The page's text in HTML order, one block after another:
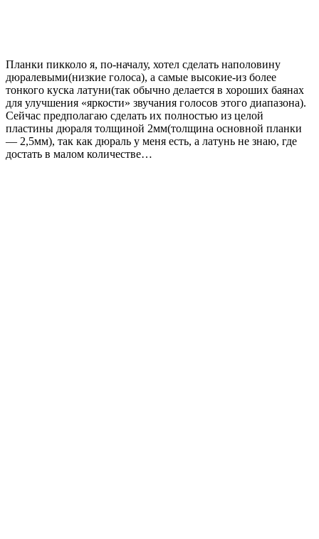
Планки пикколо я, по-началу, хотел сделать наполовину
дюралевыми(низкие голоса), а самые высокие-из более
тонкого куска латуни(так обычно делается в хороших баянах
для улучшения «яркости» звучания голосов этого диапазона).
Сейчас предполагаю сделать их полностью из целой
пластины дюраля толщиной 2мм(толщина основной планки
— 2,5мм), так как дюраль у меня есть, а латунь не знаю, где
достать в малом количестве…